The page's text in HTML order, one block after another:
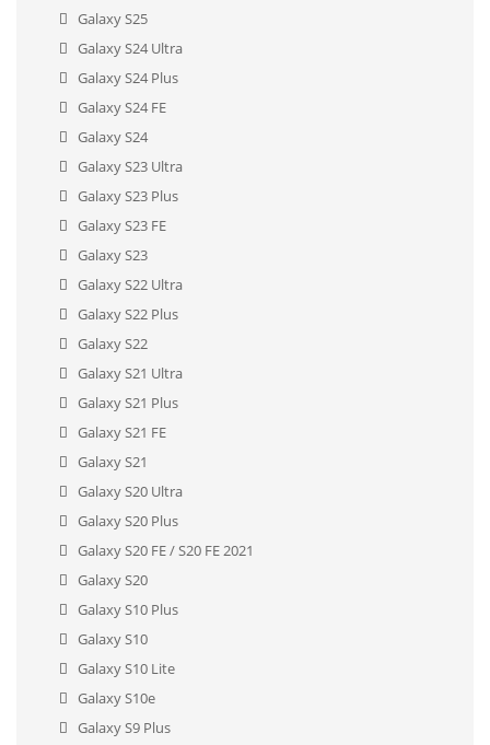
Galaxy S25
Galaxy S24 Ultra
Galaxy S24 Plus
Galaxy S24 FE
Galaxy S24
Galaxy S23 Ultra
Galaxy S23 Plus
Galaxy S23 FE
Galaxy S23
Galaxy S22 Ultra
Galaxy S22 Plus
Galaxy S22
Galaxy S21 Ultra
Galaxy S21 Plus
Galaxy S21 FE
Galaxy S21
Galaxy S20 Ultra
Galaxy S20 Plus
Galaxy S20 FE / S20 FE 2021
Galaxy S20
Galaxy S10 Plus
Galaxy S10
Galaxy S10 Lite
Galaxy S10e
Galaxy S9 Plus